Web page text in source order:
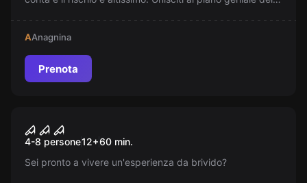
come sembra!
AAnagnina
Prenota
Nuovo
Saw - La trappola di Kramer
4-8 persone12+60 min.
Sei pronto a vivere un'esperienza da brivido?